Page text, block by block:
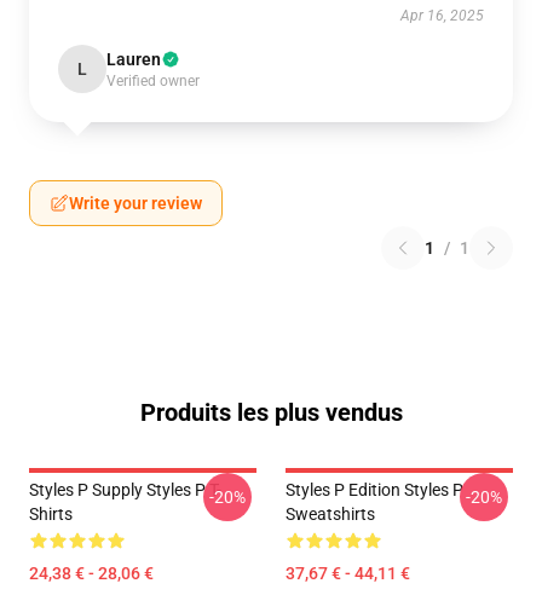
Apr 16, 2025
L Lauren
Verified owner
Write your review
1 / 1
Produits les plus vendus
Styles P Supply Styles P T-
Shirts
24,38 € - 28,06 €
-20%
Styles P Edition Styles P
Sweatshirts
37,67 € - 44,11 €
-20%